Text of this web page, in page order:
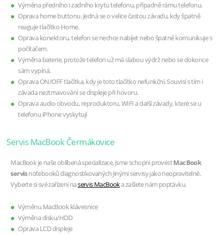
Výměna předního i zadního krytu telefonu, případně rámu telefonu.
Oprava home buttonu. Jedná se o velice častou závadu, kdy špatně
reaguje tlačítko Home.
Oprava konektoru, telefon se nechce nabíjet nebo špatně komunikuje s
počítačem.
Výměna baterie, protože telefon už má slabou výdrž nebo se dokonce
sám vypíná.
Oprava ON/OFF tlačítka, kdy je toto tlačítko nefunkční. Souvisí s tím i
závada neztmavování se displeje při hovoru.
Oprava audio obvodu, reproduktoru, WIFI a další závady, které se u
telefonu iPhone vyskytují
Servis MacBook Čermákovice
MacBook je naše oblíbená specializace, jsme schopni provéstMacBook
servisnotebooků diagnostikovaných jinými servisy jako neopravitelné.
Vyberte si své zařízení naservis MacBooka zašlete nám poptávku.
Výměnu MacBook klávesnice
Výměna disku/HDD
Oprava LCD displeje